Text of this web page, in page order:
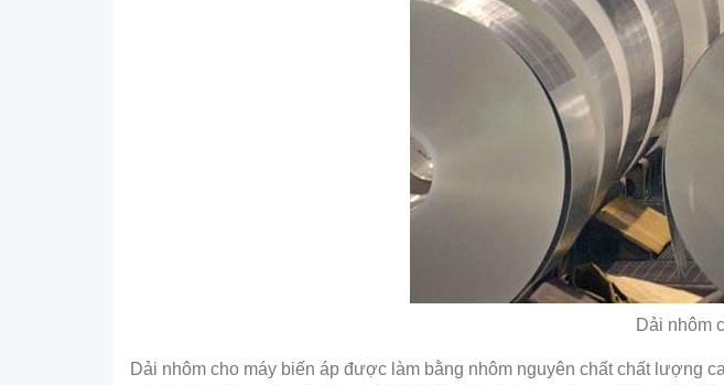
Dải nhôm
Dải nhôm cho máy biến áp được làm bằng nhôm nguyên chất chất lượng